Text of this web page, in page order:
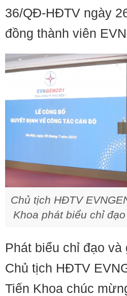
36/QĐ-HĐTV ngày
đồng thành viên
Chủ tịch HĐTV
Khoa phát biểu chỉ
Phát biểu chỉ đạo và
Chủ tịch HĐTV
Tiến Khoa chúc